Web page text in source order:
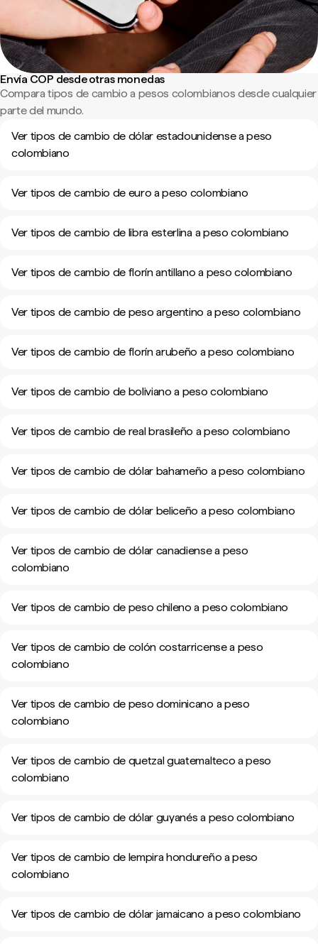
Envía COP desde otras monedas
Compara tipos de cambio a pesos colombianos desde cualquier
parte del mundo.
Ver tipos de cambio de dólar estadounidense a peso
colombiano
Ver tipos de cambio de euro a peso colombiano
Ver tipos de cambio de libra esterlina a peso colombiano
Ver tipos de cambio de florín antillano a peso colombiano
Ver tipos de cambio de peso argentino a peso colombiano
Ver tipos de cambio de florín arubeño a peso colombiano
Ver tipos de cambio de boliviano a peso colombiano
Ver tipos de cambio de real brasileño a peso colombiano
Ver tipos de cambio de dólar bahameño a peso colombiano
Ver tipos de cambio de dólar beliceño a peso colombiano
Ver tipos de cambio de dólar canadiense a peso
colombiano
Ver tipos de cambio de peso chileno a peso colombiano
Ver tipos de cambio de colón costarricense a peso
colombiano
Ver tipos de cambio de peso dominicano a peso
colombiano
Ver tipos de cambio de quetzal guatemalteco a peso
colombiano
Ver tipos de cambio de dólar guyanés a peso colombiano
Ver tipos de cambio de lempira hondureño a peso
colombiano
Ver tipos de cambio de dólar jamaicano a peso colombiano